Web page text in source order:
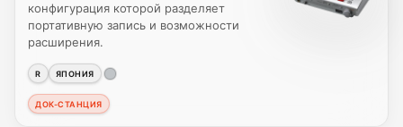
конфигурация которой разделяет
портативную запись и возможности
расширения.
R ЯПОНИЯ
ДОК-СТАНЦИЯ